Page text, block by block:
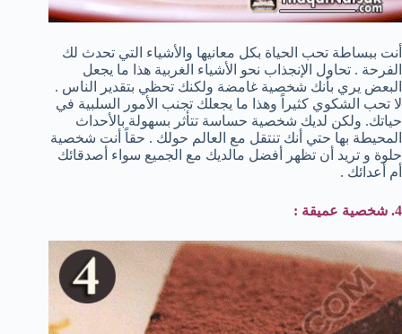
أنت ببساطة تحب الحياة بكل معانيها والأشياء التي تحدث لك
الفرحة . تحاول الإنجذاب نحو الأشياء الغربية هذا ما يجعل
البعض يري بأنك شخصية غامضة ولكنك تحظي بتقدير الناس .
لا تحب الشكوي كثيراً وهذا ما يجعلك تجنب الأمور السلبية في
حياتك. ولكن لديك شخصية حساسة تتأثر بسهولة بالأحداث
المحيطة بها حتي أنك تنتقل مع العالم حولك . حقاً أنت شخصية
حلوة و تريد أن تظهر أفضل مالديك مع الجميع سواء أصدقائك
أم أعدائك .
4. شخصية عميقة :